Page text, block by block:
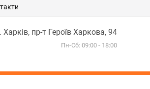
Харків, пр-т Героїв Харкова, 94
Пн-Сб: 09:00 - 18:00